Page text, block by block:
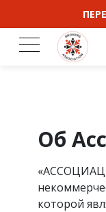
Об
которой